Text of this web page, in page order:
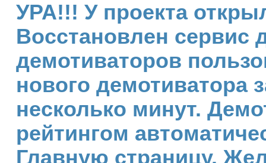
УРА!!! У проекта
Восстановлен сервис
демотиваторов
нового демотиватора
несколько минут.
рейтингом
Главную страницу.